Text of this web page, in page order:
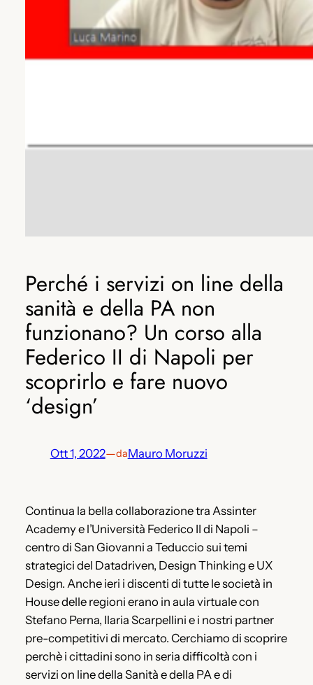
Perché i servizi on line della
sanità e della PA non
funzionano? Un corso alla
Federico II di Napoli per
scoprirlo e fare nuovo
‘design’
Ott 1, 2022—daMauro Moruzzi
Continua la bella collaborazione tra Assinter
Academy e l’Università Federico II di Napoli –
centro di San Giovanni a Teduccio sui temi
strategici del Datadriven, Design Thinking e UX
Design. Anche ieri i discenti di tutte le società in
House delle regioni erano in aula virtuale con
Stefano Perna, Ilaria Scarpellini e i nostri partner
pre-competitivi di mercato. Cerchiamo di scoprire
perchè i cittadini sono in seria difficoltà con i
servizi on line della Sanità e della PA e di